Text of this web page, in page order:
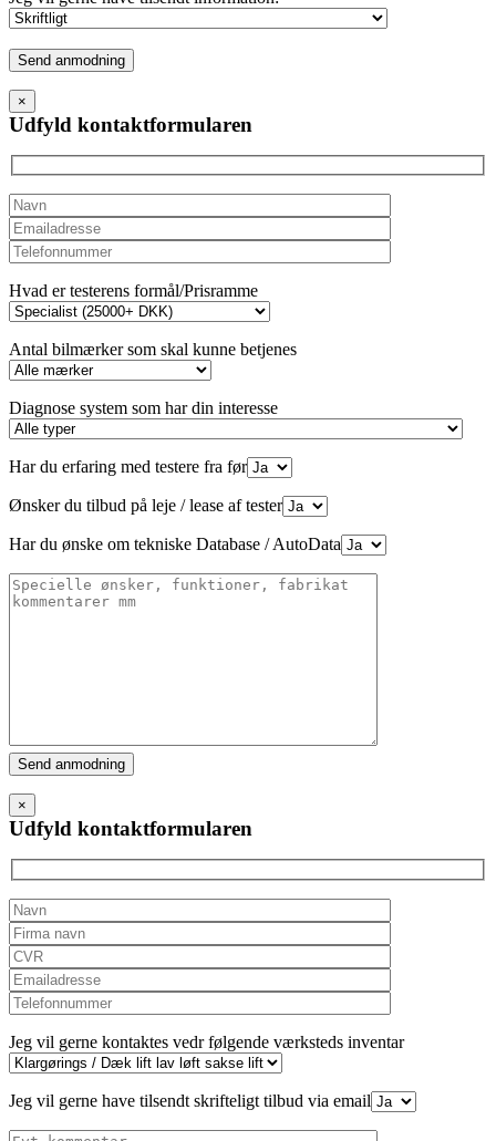
Please
leave
this
field
empty.
×
Udfyld kontaktformularen
Hvad er testerens formål/Prisramme
Antal bilmærker som skal kunne betjenes
Diagnose system som har din interesse
Har du erfaring med testere fra før
Ønsker du tilbud på leje / lease af tester
Har du ønske om tekniske Database / AutoData
Please
leave
this
field
empty.
×
Udfyld kontaktformularen
Jeg vil gerne kontaktes vedr følgende værksteds inventar
Jeg vil gerne have tilsendt skrifteligt tilbud via email